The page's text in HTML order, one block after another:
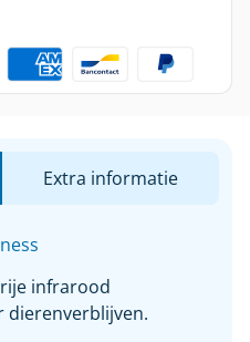
Extra informatie
infrarood
dierenverblijven.